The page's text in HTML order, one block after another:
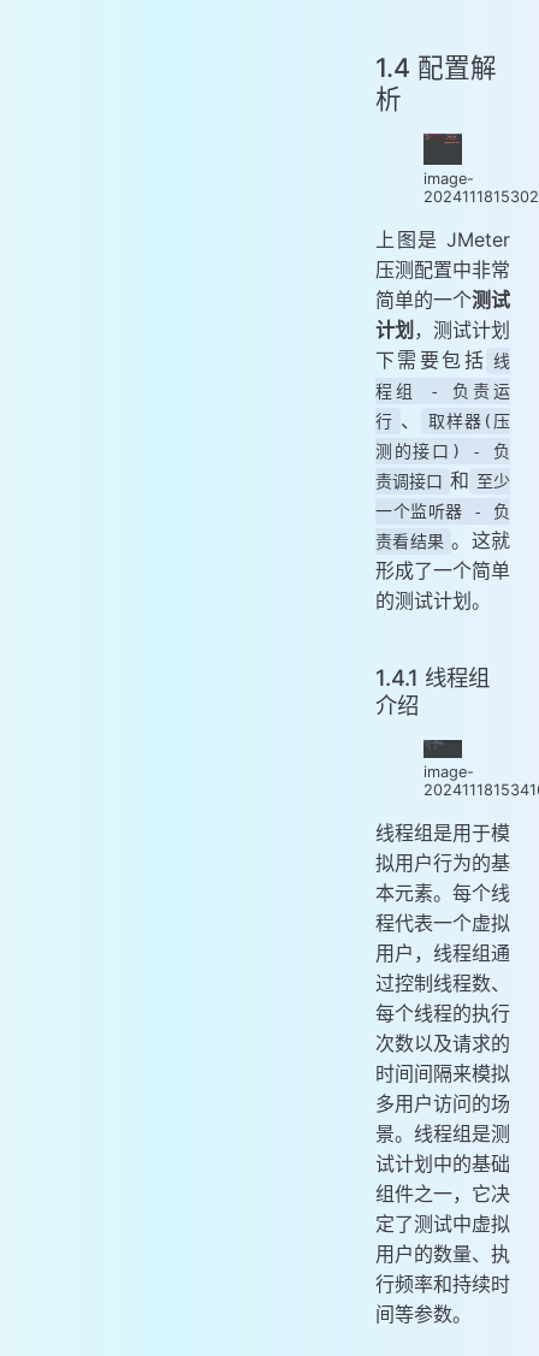
1.4 配置解
析
image-
上图是 JMeter
压测配置中非常
简单的一个测试
计划 ，测试计划
下需要包括 线
程组 - 负责运
行 、
取样器(压
测的接口) - 负
责调接口 和 至少
一个监听器 - 负
责看结果 。这就
形成了一个简单
的测试计划。
1.4.1 线程组
介绍
image-
线程组是用于模
拟用户行为的基
本元素。每个线
程代表一个虚拟
用户，线程组通
过控制线程数、
每个线程的执行
次数以及请求的
时间间隔来模拟
多用户访问的场
景。线程组是测
试计划中的基础
组件之一，它决
定了测试中虚拟
用户的数量、执
行频率和持续时
间等参数。